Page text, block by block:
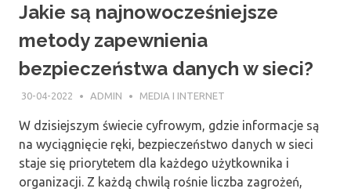
Jakie są najnowocześniejsze
metody zapewnienia
bezpieczeństwa danych w sieci?
30-04-2022 ADMIN MEDIA I INTERNET
W dzisiejszym świecie cyfrowym, gdzie informacje są
na wyciągnięcie ręki, bezpieczeństwo danych w sieci
staje się priorytetem dla każdego użytkownika i
organizacji. Z każdą chwilą rośnie liczba zagrożeń,